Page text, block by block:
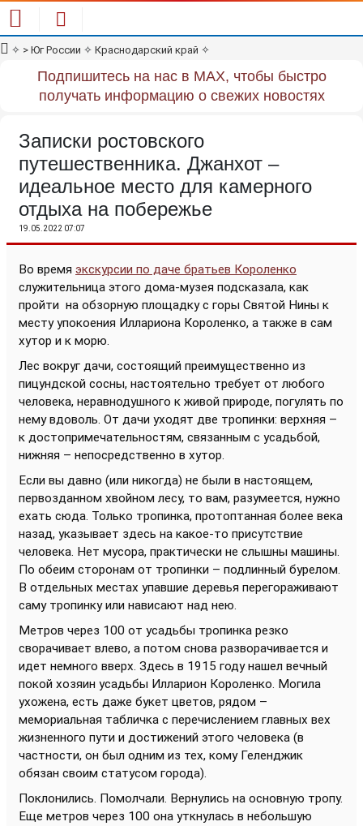
✧ > Юг России ✧ Краснодарский край ✧
Подпишитесь на нас в MAX, чтобы быстро
получать информацию о свежих новостях
Записки ростовского
путешественника. Джанхот –
идеальное место для камерного
отдыха на побережье
19.05.2022 07:07
Во время экскурсии по даче братьев Короленко
служительница этого дома-музея подсказала, как
пройти на обзорную площадку с горы Святой Нины к
месту упокоения Иллариона Короленко, а также в сам
хутор и к морю.
Лес вокруг дачи, состоящий преимущественно из
пицундской сосны, настоятельно требует от любого
человека, неравнодушного к живой природе, погулять по
нему вдоволь. От дачи уходят две тропинки: верхняя –
к достопримечательностям, связанным с усадьбой,
нижняя – непосредственно в хутор.
Если вы давно (или никогда) не были в настоящем,
первозданном хвойном лесу, то вам, разумеется, нужно
ехать сюда. Только тропинка, протоптанная более века
назад, указывает здесь на какое-то присутствие
человека. Нет мусора, практически не слышны машины.
По обеим сторонам от тропинки – подлинный бурелом.
В отдельных местах упавшие деревья перегораживают
саму тропинку или нависают над нею.
Метров через 100 от усадьбы тропинка резко
сворачивает влево, а потом снова разворачивается и
идет немного вверх. Здесь в 1915 году нашел вечный
покой хозяин усадьбы Илларион Короленко. Могила
ухожена, есть даже букет цветов, рядом –
мемориальная табличка с перечислением главных вех
жизненного пути и достижений этого человека (в
частности, он был одним из тех, кому Геленджик
обязан своим статусом города).
Поклонились. Помолчали. Вернулись на основную тропу.
Еще метров через 100 она уткнулась в небольшую